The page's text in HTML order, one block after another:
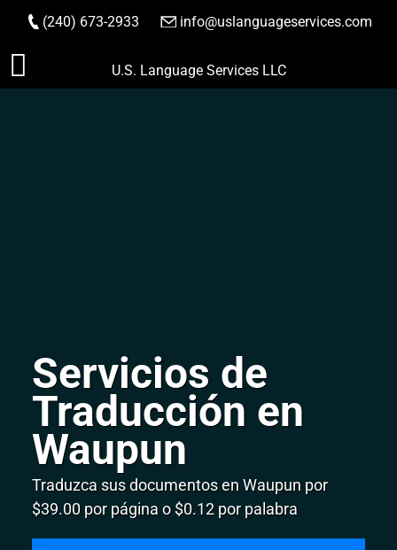
Saltar
(240) 673-2933 info@uslanguageservices.com
HACER PEDIDO
U.S. Language Services LLC
Servicios de
Traducción en
Waupun
Traduzca sus documentos en Waupun por
$39.00 por página o $0.12 por palabra